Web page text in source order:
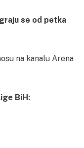
se od petka
na kanalu Arena
BiH: